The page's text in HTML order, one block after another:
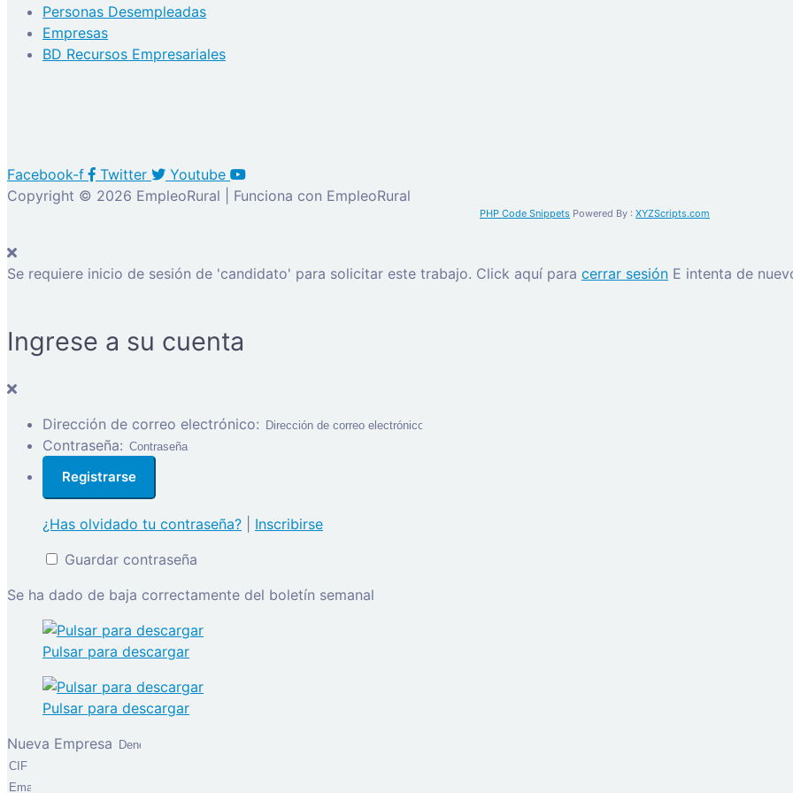
Personas Desempleadas
Empresas
BD Recursos Empresariales
Facebook-f Twitter
Youtube
Copyright © 2026 EmpleoRural | Funciona con EmpleoRural
PHP Code Snippets Powered By : XYZScripts.com
Se requiere inicio de sesión de 'candidato' para solicitar este trabajo. Click aquí para cerrar sesión E intenta de
Ingrese a su cuenta
Dirección de correo electrónico:
Contraseña:
¿Has olvidado tu contraseña?
Inscribirse
Guardar contraseña
Se ha dado de baja correctamente del boletín semanal
Pulsar para descargar
Pulsar para descargar
Nueva Empresa